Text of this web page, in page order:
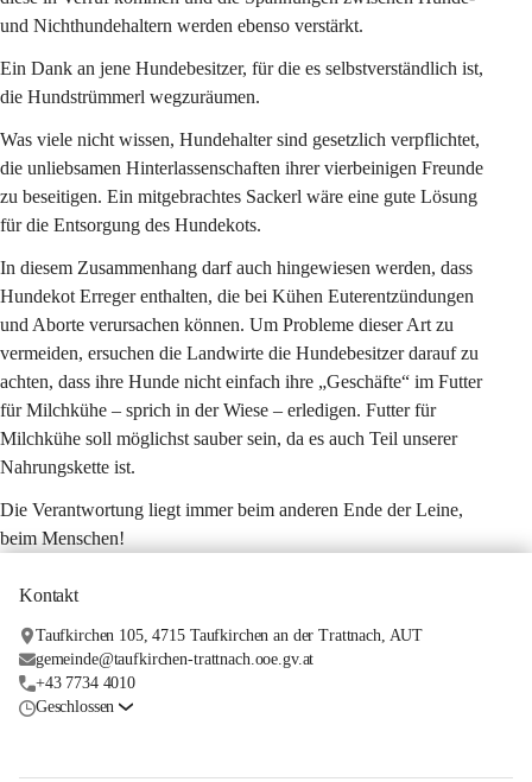
und Nichthundehaltern werden ebenso verstärkt.
Ein Dank an jene Hundebesitzer, für die es selbstverständlich ist,
die Hundstrümmerl wegzuräumen.
Was viele nicht wissen, Hundehalter sind gesetzlich verpflichtet,
die unliebsamen Hinterlassenschaften ihrer vierbeinigen Freunde
zu beseitigen. Ein mitgebrachtes Sackerl wäre eine gute Lösung
für die Entsorgung des Hundekots.
In diesem Zusammenhang darf auch hingewiesen werden, dass
Hundekot Erreger enthalten, die bei Kühen Euterentzündungen
und Aborte verursachen können. Um Probleme dieser Art zu
vermeiden, ersuchen die Landwirte die Hundebesitzer darauf zu
achten, dass ihre Hunde nicht einfach ihre „Geschäfte“ im Futter
für Milchkühe – sprich in der Wiese – erledigen. Futter für
Milchkühe soll möglichst sauber sein, da es auch Teil unserer
Nahrungskette ist.
Die Verantwortung liegt immer beim anderen Ende der Leine,
beim Menschen!
Kontakt
Taufkirchen 105, 4715 Taufkirchen an der Trattnach, AUT
gemeinde@taufkirchen-trattnach.ooe.gv.at
+43 7734 4010
Geschlossen